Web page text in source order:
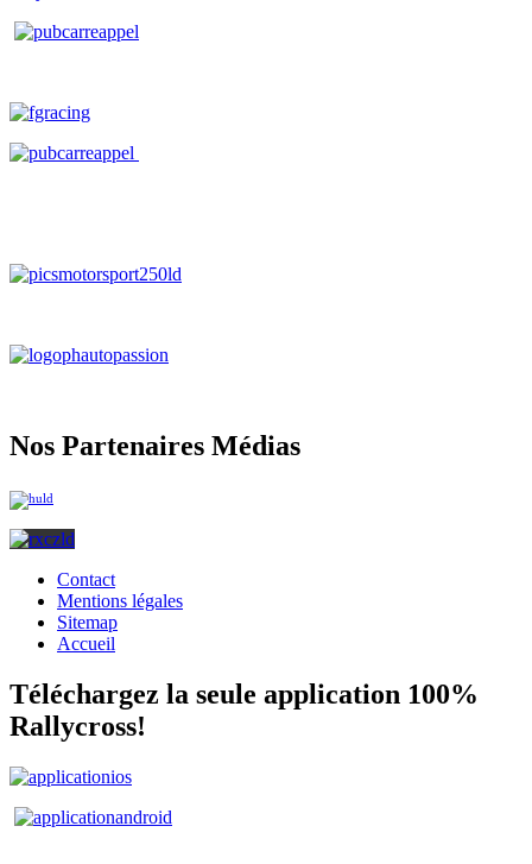
Nos Partenaires Médias
Contact
Mentions légales
Sitemap
Accueil
Téléchargez la seule application 100%
Rallycross!